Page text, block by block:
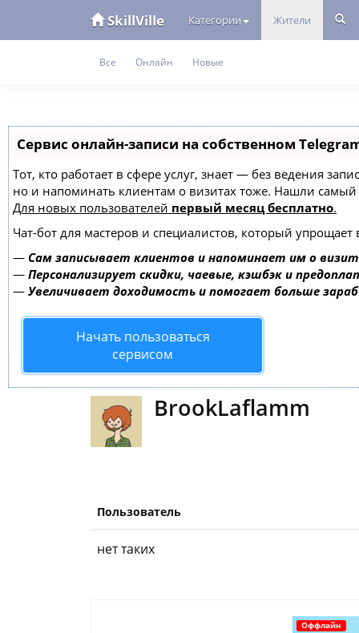
SkillVille Категории Жители
Все Онлайн Новые
Сервис онлайн-записи на собственном
Тот, кто работает в сфере услуг, знает — без ведения
но и напоминать клиентам о визитах тоже. Нашли
Для новых пользователей первый месяц бесплатно.
Чат-бот для мастеров и специалистов, который упрощает
— Сам записывает клиентов и напоминает им о
— Персонализирует скидки, чаевые, кэшбэк и
— Увеличивает доходимость и помогает больше
Начать пользоваться
сервисом
BrookLaflamm
Пользователь
нет таких
Оффлайн